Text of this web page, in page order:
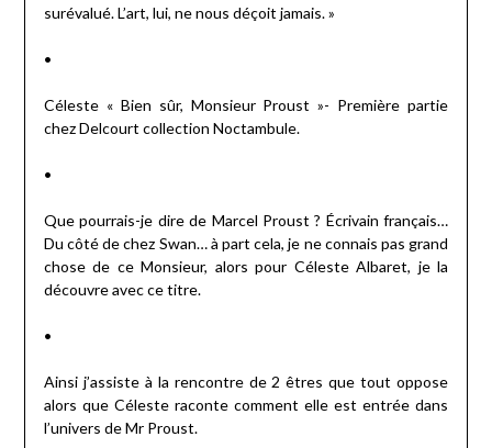
surévalué. L’art, lui, ne nous déçoit jamais. »
•
Céleste « Bien sûr, Monsieur Proust »- Première partie
chez Delcourt collection Noctambule.
•
Que pourrais-je dire de Marcel Proust ? Écrivain français…
Du côté de chez Swan… à part cela, je ne connais pas grand
chose de ce Monsieur, alors pour Céleste Albaret, je la
découvre avec ce titre.
•
Ainsi j’assiste à la rencontre de 2 êtres que tout oppose
alors que Céleste raconte comment elle est entrée dans
l’univers de Mr Proust.